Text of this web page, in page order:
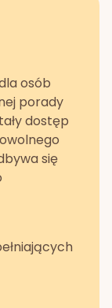
osób
porady
dostęp
się